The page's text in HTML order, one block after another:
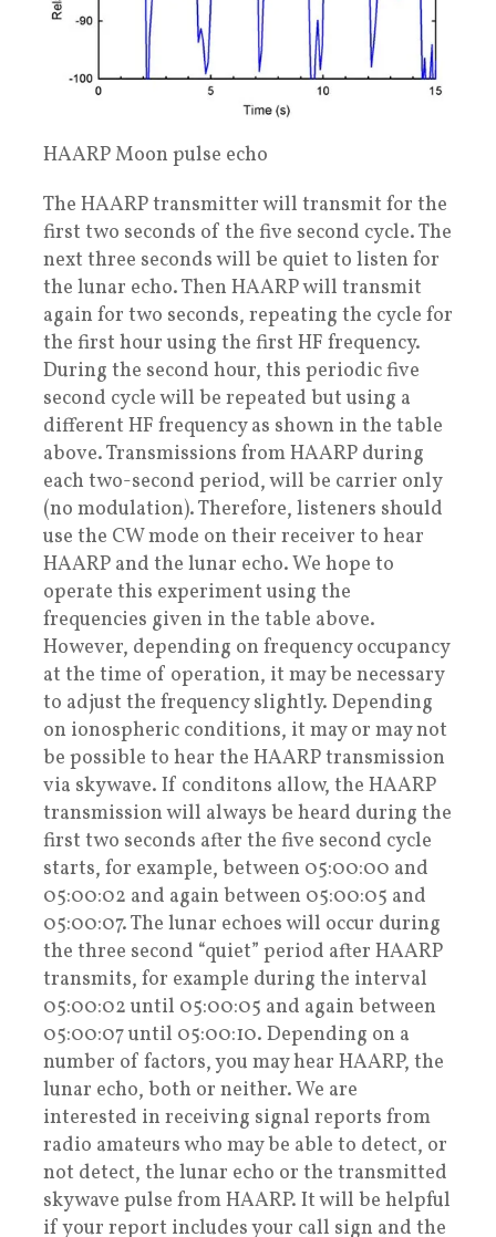
HAARP Moon pulse echo
The HAARP transmitter will transmit for the
first two seconds of the five second cycle. The
next three seconds will be quiet to listen for
the lunar echo. Then HAARP will transmit
again for two seconds, repeating the cycle for
the first hour using the first HF frequency.
During the second hour, this periodic five
second cycle will be repeated but using a
different HF frequency as shown in the table
above. Transmissions from HAARP during
each two-second period, will be carrier only
(no modulation). Therefore, listeners should
use the CW mode on their receiver to hear
HAARP and the lunar echo. We hope to
operate this experiment using the
frequencies given in the table above.
However, depending on frequency occupancy
at the time of operation, it may be necessary
to adjust the frequency slightly. Depending
on ionospheric conditions, it may or may not
be possible to hear the HAARP transmission
via skywave. If conditons allow, the HAARP
transmission will always be heard during the
first two seconds after the five second cycle
starts, for example, between 05:00:00 and
05:00:02 and again between 05:00:05 and
05:00:07. The lunar echoes will occur during
the three second “quiet” period after HAARP
transmits, for example during the interval
05:00:02 until 05:00:05 and again between
05:00:07 until 05:00:10. Depending on a
number of factors, you may hear HAARP, the
lunar echo, both or neither. We are
interested in receiving signal reports from
radio amateurs who may be able to detect, or
not detect, the lunar echo or the transmitted
skywave pulse from HAARP. It will be helpful
if your report includes your call sign and the